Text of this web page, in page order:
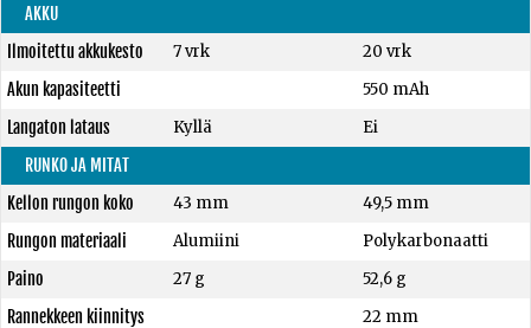
AKKU
Ilmoitettu akkukesto
7 vrk
20 vrk
Akun kapasiteetti
550 mAh
Langaton lataus
Kyllä
Ei
RUNKO JA MITAT
Kellon rungon koko
43 mm
49,5 mm
Rungon materiaali
Alumiini
Polykarbonaatti
Paino
27 g
52,6 g
Rannekkeen kiinnitys
22 mm